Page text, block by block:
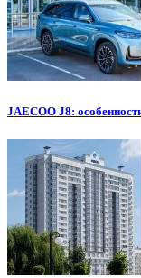
JAECOO J8: